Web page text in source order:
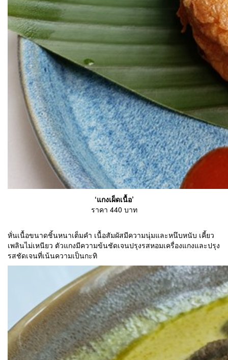
‘แกงเผ็ดเนื้อ’
ราคา 440 บาท
หั่นเนื้อขนาดชิ้นหนาเต็มคำ เนื้อสัมผัสมีความนุ่มและหนึบหนับ เคี้ยว
เพลินไม่เหนียว ตัวแกงมีความข้นชัดเจนปรุงรสหอมเครื่องแกงและปรุง
รสชัดเจนที่เน้นความเป็นกะทิ